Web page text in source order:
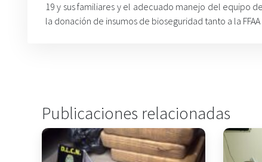
19 y sus familiares y el adecuado manejo del equipo
la donación de insumos de bioseguridad tanto a la
Publicaciones relacionadas